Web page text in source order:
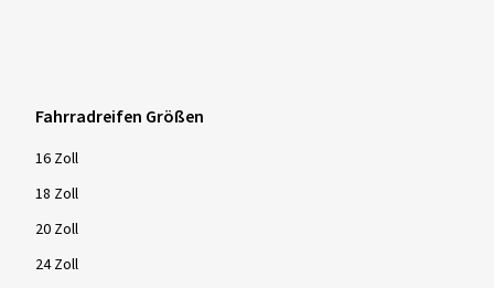
Fahrradreifen Größen
16 Zoll
18 Zoll
20 Zoll
24 Zoll